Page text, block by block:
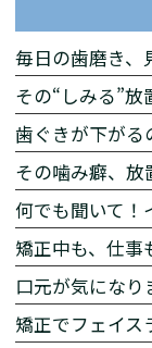
口元が気にな